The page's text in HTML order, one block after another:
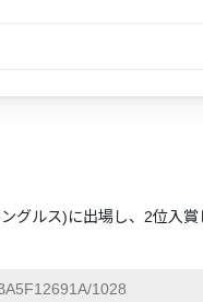
グルス)に出場し、2位入賞
1028